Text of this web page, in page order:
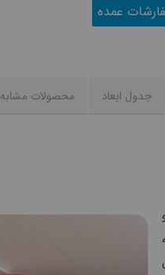
عمده
جدول ابعاد محصولات مشابه